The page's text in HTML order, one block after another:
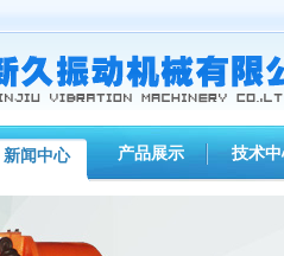
新闻中心 产品展示 技术